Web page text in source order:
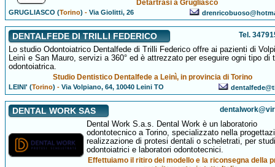
Detartrasi a Grugliasco
GRUGLIASCO (Torino) -Via Giolitti, 26
DENTALFEDE DI TRILLI FEDERICO Tel.
Lo studio Odontoiatrico Dentalfede di Trilli Federico offre ai pazienti di
Leinì e San Mauro, servizi a 360° ed è attrezzato per eseguire ogni tipo di
odontoiatrica.
Studio Dentistico Dentalfede a Leinì, in provincia di Torino
LEINI' (Torino) -Via Volpiano, 64, 10040 Leini TO
DENTAL WORK SAS
Dental Work S.a.s. Dental Work è un laboratorio
odontotecnico a Torino, specializzato nella
realizzazione di protesi dentali o scheletrati, per studi
odontoiatrici e laboratori odontotecnici.
Effettuiamo il ritiro del modello e la riconsegna della